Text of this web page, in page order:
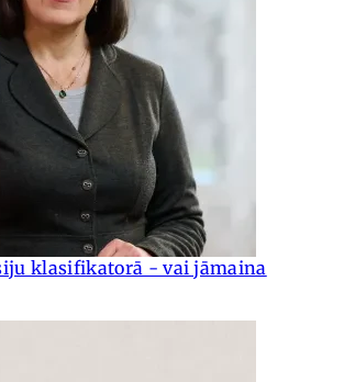
klasifikatorā - vai jāmaina